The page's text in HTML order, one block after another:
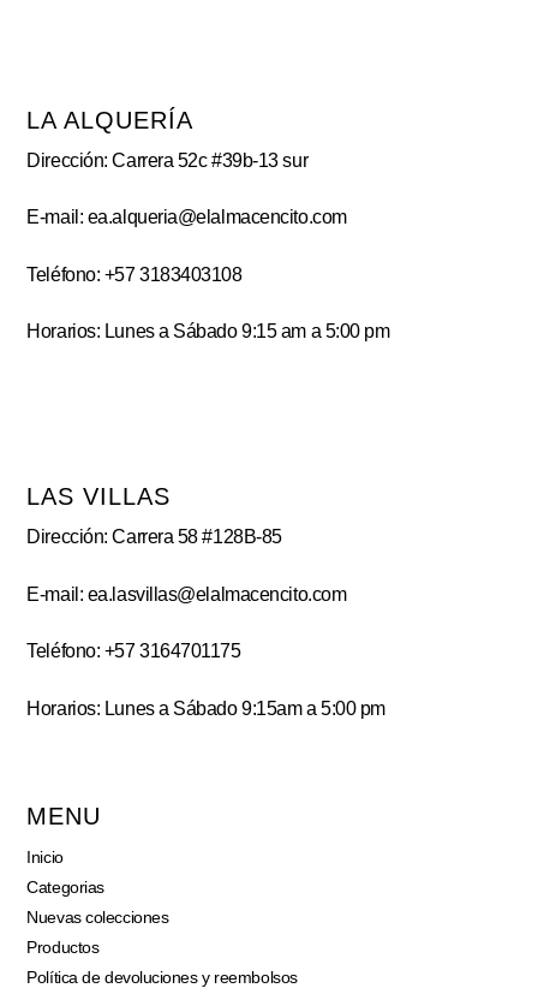
LA ALQUERÍA
Dirección: Carrera 52c #39b-13 sur
E-mail: ea.alqueria@elalmacencito.com
Teléfono: +57 3183403108
Horarios: Lunes a Sábado 9:15 am a 5:00 pm
LAS VILLAS
Dirección: Carrera 58 #128B-85
E-mail: ea.lasvillas@elalmacencito.com
Teléfono: +57 3164701175
Horarios: Lunes a Sábado 9:15am a 5:00 pm
MENU
Inicio
Categorias
Nuevas colecciones
Productos
Política de devoluciones y reembolsos